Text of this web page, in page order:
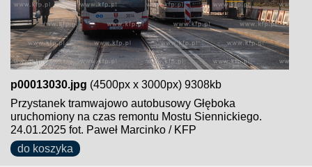
p00013030.jpg (4500px x 3000px) 9308kb
Przystanek tramwajowo autobusowy Głęboka
uruchomiony na czas remontu Mostu Siennickiego.
24.01.2025 fot. Paweł Marcinko / KFP
do koszyka